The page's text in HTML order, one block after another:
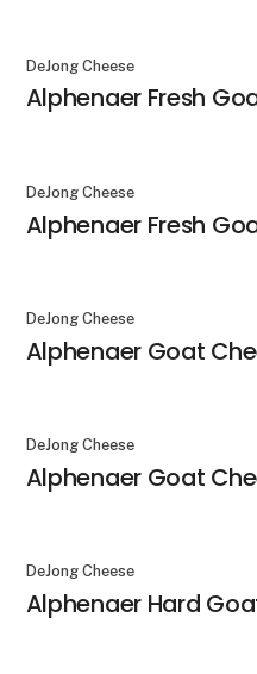
DeJong Cheese
Alphenaer Fresh
DeJong Cheese
Alphenaer Fresh
DeJong Cheese
Alphenaer Goat
DeJong Cheese
Alphenaer Goat
DeJong Cheese
Alphenaer Hard